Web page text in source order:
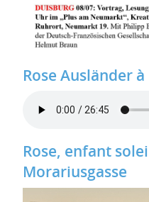
Rose Ausländer
Rose, enfant
Morariusgasse